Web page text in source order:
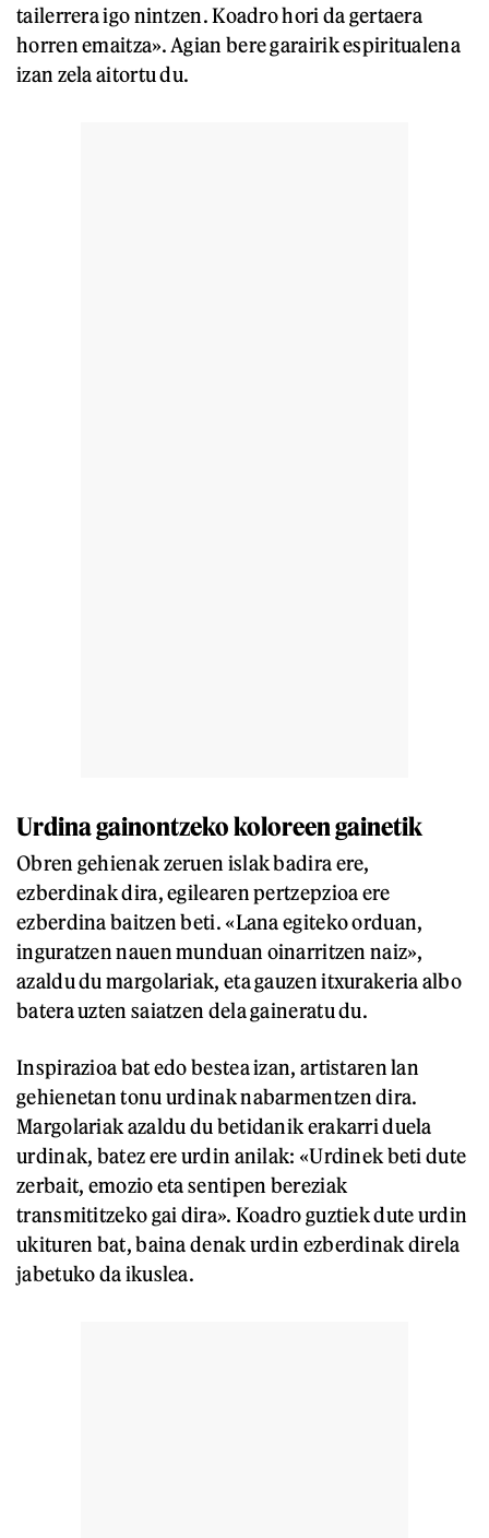
tailerrera igo nintzen. Koadro hori da gertaera
horren emaitza». Agian bere garairik espiritualena
izan zela aitortu du.
Urdina gainontzeko koloreen gainetik
Obren gehienak zeruen islak badira ere,
ezberdinak dira, egilearen pertzepzioa ere
ezberdina baitzen beti. «Lana egiteko orduan,
inguratzen nauen munduan oinarritzen naiz»,
azaldu du margolariak, eta gauzen itxurakeria albo
batera uzten saiatzen dela gaineratu du.
Inspirazioa bat edo bestea izan, artistaren lan
gehienetan tonu urdinak nabarmentzen dira.
Margolariak azaldu du betidanik erakarri duela
urdinak, batez ere urdin anilak: «Urdinek beti dute
zerbait, emozio eta sentipen bereziak
transmititzeko gai dira». Koadro guztiek dute urdin
ukituren bat, baina denak urdin ezberdinak direla
jabetuko da ikuslea.